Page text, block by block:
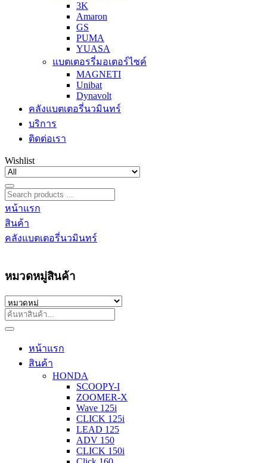
3K
Amaron
GS
PUMA
YUASA
แบตเตอรรี่มอเตอร์ไซค์
MAGNETI
Unibat
Dynavolt
คลังแบตเตอรี่นวมินทร์
บริการ
ติดต่อเรา
Wishlist
หน้าแรก
สินค้า
คลังแบตเตอรี่นวมินทร์
หมวดหมู่สินค้า
หน้าแรก
สินค้า
HONDA
SCOOPY-I
ZOOMER-X
Wave 125i
CLICK 125i
LEAD 125
ADV 150
CLICK 150i